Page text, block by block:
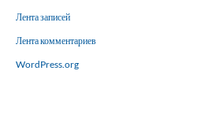
Лента записей
Лента комментариев
WordPress.org